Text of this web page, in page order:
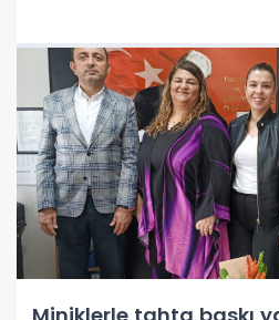
Miniklerle tahta baskı